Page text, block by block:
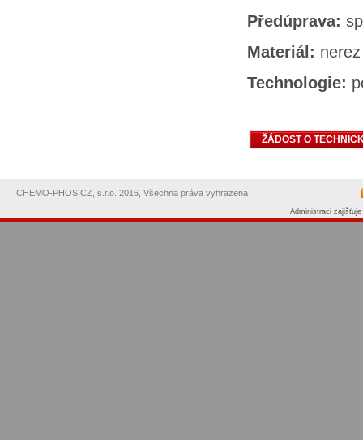
Předúprava:
Materiál: nerez
Technologie:
CHEMO-PHOS CZ, s.r.o. 2016, Všechna práva vyhrazena
Administraci zajišťuje